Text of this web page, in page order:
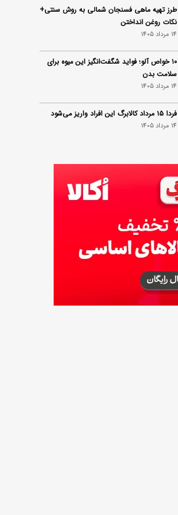
طرز تهیه ماهی فسنجان شمالی به روش سنتی+
نکات روغن انداختن
14 مرداد 1405
۱۰ خواص آلو؛ فواید شگفت‌انگیز این میوه برای
سلامت بدن
14 مرداد 1405
فردا ۱۵ مرداد کالابرگ این افراد واریز می‌شود
14 مرداد 1405
زمان شارژ کالابرگ تغییر کرد؛ جزئیات برنامه
جدید واریز اعتبار در مرداد
14 مرداد 1405
توصیه‌های مهم برای دفع انواع حشرات در خانه
14 مرداد 1405
طرز تهیه آلبالو شور خانگی؛ خوش‌رنگ و بدون
کپک
14 مرداد 1405